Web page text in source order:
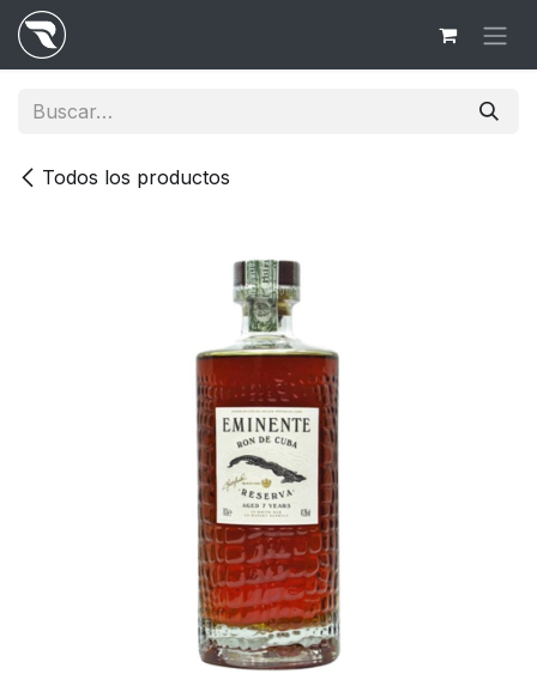
Ir al contenido
Todos los productos